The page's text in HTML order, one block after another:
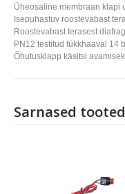
Üheosaline membraan klapi
Isepuhastuv roostevabast
Roostevabast terasest
PN12 testitud tükkhaaval 14
Õhutusklapp käsitsi
Sarnased tooted